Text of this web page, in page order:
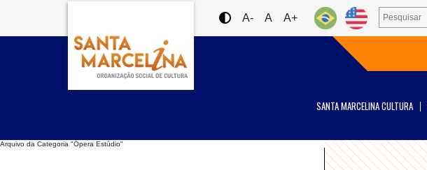
A- A A+
SANTA MARCELINA CULTURA
Arquivo da Categoria "Ópera Estúdio"